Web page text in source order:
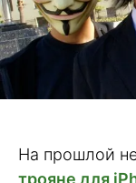
На прошлой
трояне для